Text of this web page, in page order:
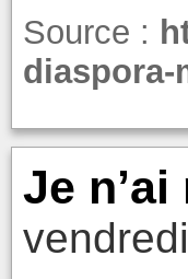
Source :
diaspora-
Je